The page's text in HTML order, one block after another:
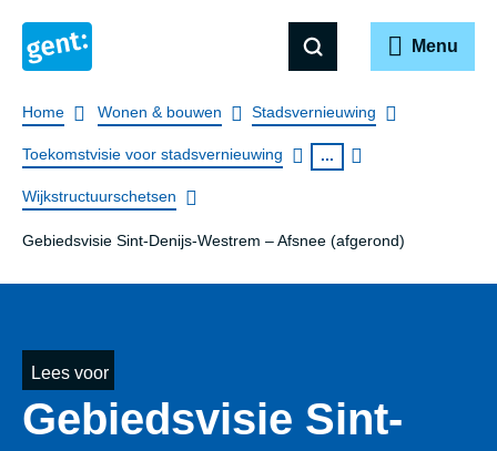
Menu
Breadcrumb
Home Wonen & bouwen Stadsvernieuwing
Toekomstvisie voor stadsvernieuwing ...
Wijkstructuurschetsen
Gebiedsvisie Sint-Denijs-Westrem – Afsnee (afgerond)
Lees voor
Gebiedsvisie Sint-